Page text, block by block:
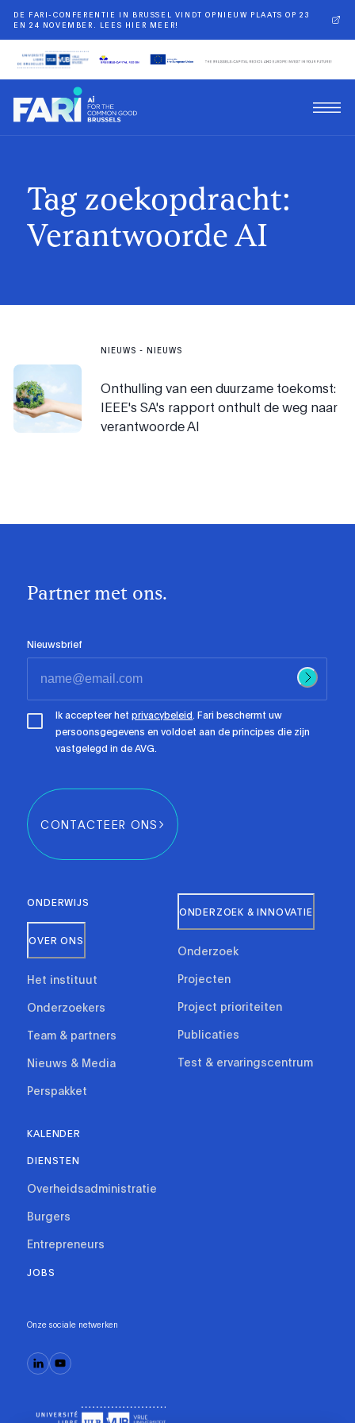
DE FARI-CONFERENTIE IN BRUSSEL VINDT OPNIEUW PLAATS OP 23
EN 24 NOVEMBER. LEES HIER MEER!
Tag zoekopdracht:
Verantwoorde AI
NIEUWS -NIEUWS
Onthulling van een duurzame toekomst:
IEEE's SA's rapport onthult de weg naar
verantwoorde AI
Partner met ons.
Nieuwsbrief
Ik accepteer hetprivacybeleid. Fari beschermt uw
persoonsgegevens en voldoet aan de principes die zijn
vastgelegd in de AVG.
CONTACTEER ONS
ONDERWIJS
OVER ONS
Het instituut
Onderzoekers
Team & partners
Nieuws & Media
Perspakket
ONDERZOEK & INNOVATIE
Onderzoek
Projecten
Project prioriteiten
Publicaties
Test & ervaringscentrum
KALENDER
DIENSTEN
Overheidsadministratie
Burgers
Entrepreneurs
JOBS
Onze sociale netwerken